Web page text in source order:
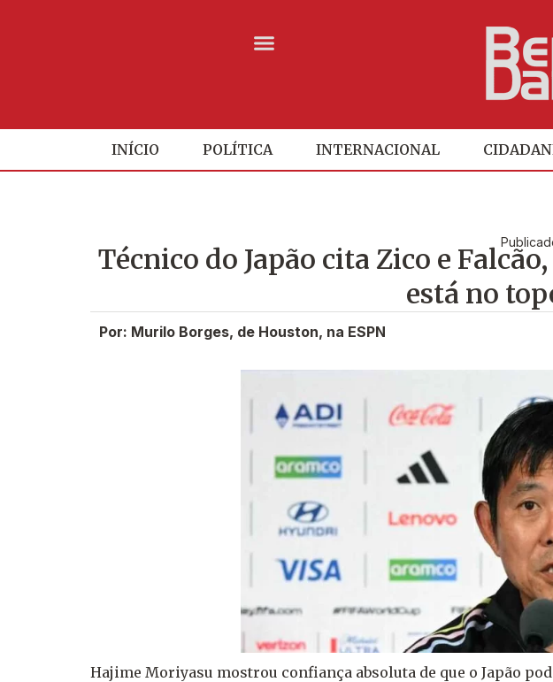
INÍCIO POLÍTICA INTERNACIONAL
Técnico do Japão cita Zico e
está no
Por: Murilo Borges, de Houston, na ESPN
Hajime Moriyasu mostrou confiança absoluta de que o Japão